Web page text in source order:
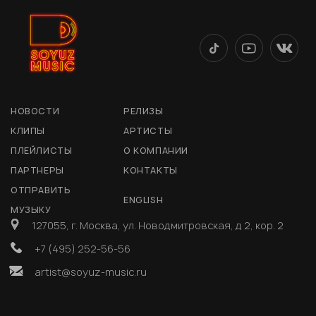
НОВОСТИ
РЕЛИЗЫ
КЛИПЫ
АРТИСТЫ
ПЛЕЙЛИСТЫ
О КОМПАНИИ
ПАРТНЕРЫ
КОНТАКТЫ
ОТПРАВИТЬ
МУЗЫКУ
ENGLISH
127055, г. Москва, ул. Новодмитровская, д 2, кор. 2
+7 (495) 252-56-56
artist@soyuz-music.ru